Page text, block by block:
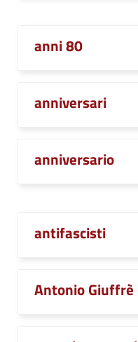
anni 80
anniversari
anniversario
antifascisti
Antonio Giuffrè